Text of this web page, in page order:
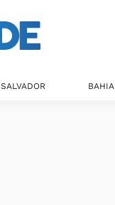
SALVADOR BAHIA